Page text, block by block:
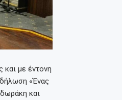
με έντονη
«Ένας
και